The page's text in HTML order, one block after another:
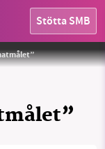
Stötta SMB
och Peter Skitterians från Pixabay